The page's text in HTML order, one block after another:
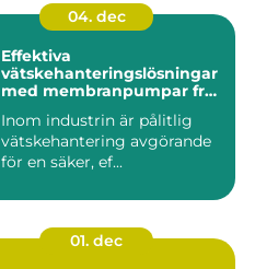
04. dec
Effektiva
vätskehanteringslösningar
med membranpumpar från
Inom industrin är pålitlig
vätskehantering avgörande
för en säker, ef...
01. dec